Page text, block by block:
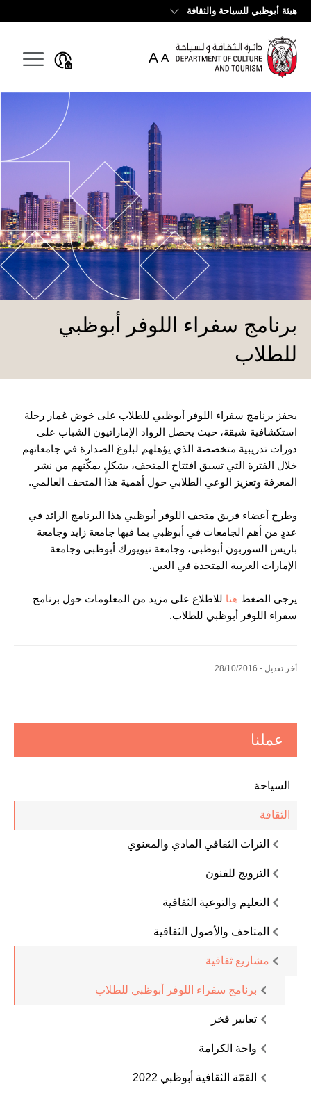
هيئة أبوظبي للسياحة والثقافة
A A
برنامج سفراء اللوفر أبوظبي
للطلاب
يحفز برنامج سفراء اللوفر أبوظبي للطلاب على خوض غمار رحلة
استكشافية شيقة، حيث يحصل الرواد الإماراتيون الشباب على
دورات تدريبية متخصصة الذي يؤهلهم لبلوغ الصدارة في جامعاتهم
خلال الفترة التي تسبق افتتاح المتحف، بشكلٍ يمكّنهم من نشر
المعرفة وتعزيز الوعي الطلابي حول أهمية هذا المتحف العالمي.
وطرح أعضاء فريق متحف اللوفر أبوظبي هذا البرنامج الرائد في
عددٍ من أهم الجامعات في أبوظبي بما فيها جامعة زايد وجامعة
باريس السوربون أبوظبي، وجامعة نيويورك أبوظبي وجامعة
الإمارات العربية المتحدة في العين.
يرجى الضغط هنا للاطلاع على مزيد من المعلومات حول برنامج
سفراء اللوفر أبوظبي للطلاب.
أخر تعديل - 28/10/2016
عملنا
السياحة
الثقافة
التراث الثقافي المادي والمعنوي
الترويج للفنون
التعليم والتوعية الثقافية
المتاحف والأصول الثقافية
مشاريع ثقافية
برنامج سفراء اللوفر أبوظبي للطلاب
تعابير فخر
واحة الكرامة
القمّة الثقافية أبوظبي 2022